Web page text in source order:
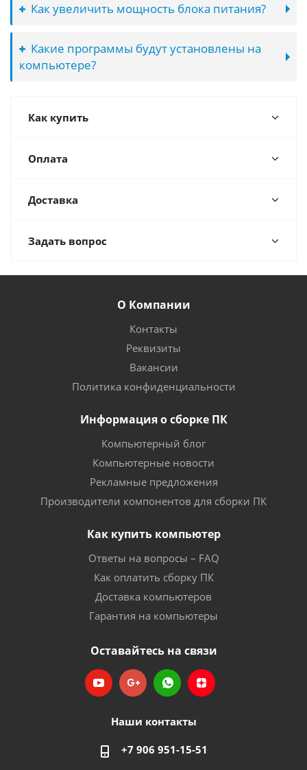
Как увеличить мощность блока питания?
Какие программы будут установлены на
компьютере?
Как купить
Оплата
Доставка
Задать вопрос
О Компании
Контакты
Реквизиты
Вакансии
Политика конфиденциальности
Информация о сборке ПК
Компьютерный блог
Компьютерные новости
Рекламные предложения
Производители компонентов для сборки ПК
Как купить компьютер
Ответы на вопросы – FAQ
Как оплатить сборку ПК
Доставка компьютеров
Гарантия на компьютеры
Оставайтесь на связи
Наши контакты
+7 906 951-15-51